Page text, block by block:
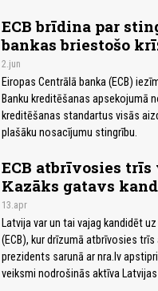
ECB brīdina par
bankas briestošo
2.jun
Eiropas Centrālā banka (ECB)
Banku kreditēšanas apsekojumā
kreditēšanas standartus visās
plašāku nosacījumu stingrību.
ECB atbrīvosies
Kazāks gatavs
13.apr
Latvija var un tai vajag kandidēt
(ECB), kur drīzumā atbrīvosies
prezidents sarunā ar nra.lv
veiksmi nodrošinās aktīva